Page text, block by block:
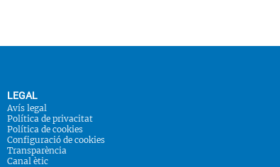
LEGAL
Avís legal
Política de privacitat
Política de cookies
Configuració de cookies
Transparència
Canal ètic